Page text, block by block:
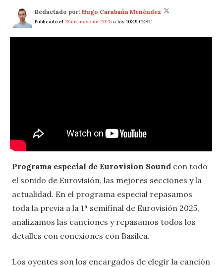
Redactado por: Hugo Carabaña Menéndez
Publicado el 13 de mayo de 2025 a las 10:49 CEST
Programa especial de Eurovision Sound con todo
el sonido de Eurovisión, las mejores secciones y la
actualidad. En el programa especial repasamos
toda la previa a la 1ª semifinal de Eurovisión 2025,
analizamos las canciones y repasamos todos los
detalles con conexiones con Basilea.
Los oyentes son los encargados de elegir la canción